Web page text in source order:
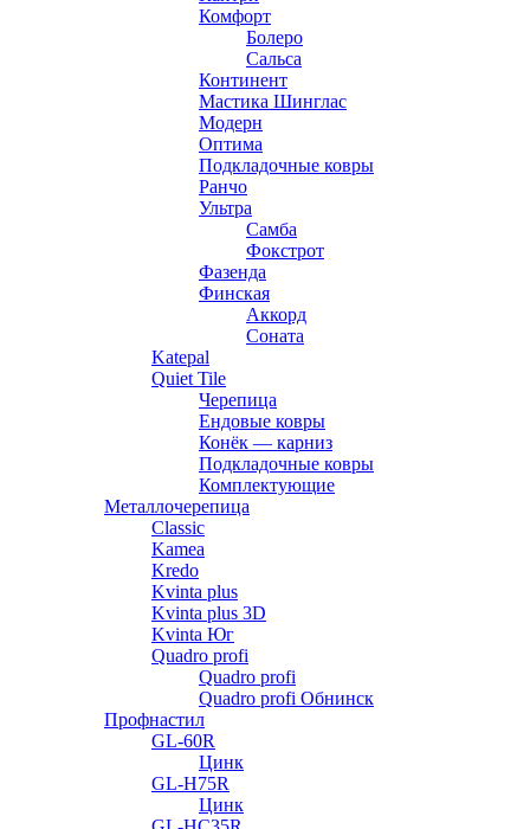
Комфорт
Болеро
Сальса
Континент
Мастика Шинглас
Модерн
Оптима
Подкладочные ковры
Ранчо
Ультра
Самба
Фокстрот
Фазенда
Финская
Аккорд
Соната
Katepal
Quiet Tile
Черепица
Ендовые ковры
Конёк — карниз
Подкладочные ковры
Комплектующие
Металлочерепица
Classic
Kamea
Kredo
Kvinta plus
Kvinta plus 3D
Kvinta Юг
Quadro profi
Quadro profi
Quadro profi Обнинск
Профнастил
GL-60R
Цинк
GL-H75R
Цинк